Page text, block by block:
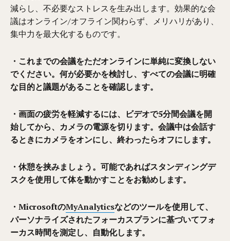
減らし、不必要なストレスを生み出します。効果的な会
議はオンライン/オフライン関わらず、メリハリがあり、
集中力を最大化するものです。
・これまでの会議をただオンラインに単純に変換しない
でください。何が必要かを検討し、すべての会議に明確
な目的と議題があることを確認します。
・画面の疲労を軽減するには、ビデオで5分間会議を開
始してから、カメラの電源を切ります。会議中は会話す
るときにカメラをオンにし、終わったらオフにします。
・休憩を挟みましょう。可能であればスタンディングデ
スクを使用して体を動かすことをお勧めします。
・MicrosoftのMyAnalyticsなどのツールを使用して、
パーソナライズされたフォーカスプランに基づいてフォ
ーカス時間を測定し、自動化します。